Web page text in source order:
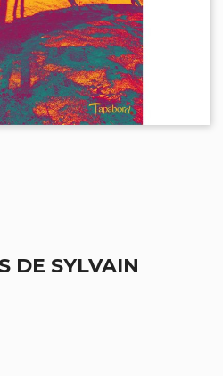
DE SYLVAIN